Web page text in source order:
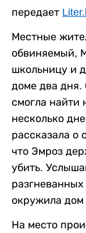
передает
Местные
обвиняемый,
школьницу и
доме два дня.
смогла найти
несколько
рассказала о
что Эмроз
убить.
окружила дом
На место